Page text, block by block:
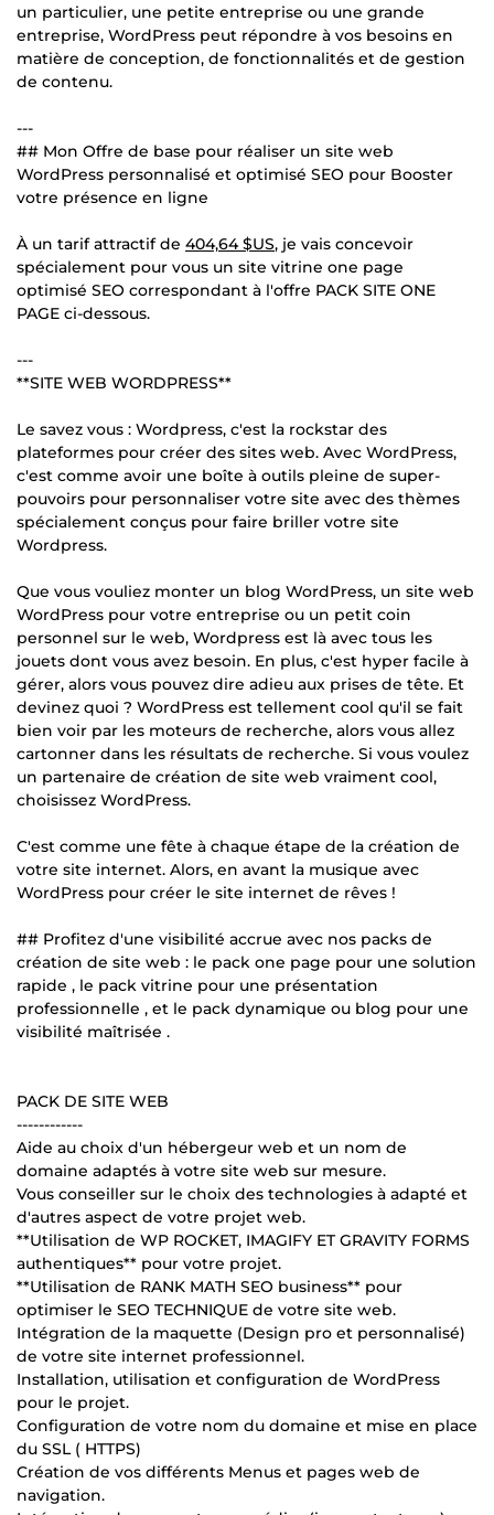
un particulier, une petite entreprise ou une grande
entreprise, WordPress peut répondre à vos besoins en
matière de conception, de fonctionnalités et de gestion
de contenu.
---
## Mon Offre de base pour réaliser un site web
WordPress personnalisé et optimisé SEO pour Booster
votre présence en ligne
À un tarif attractif de 404,64 $US, je vais concevoir
spécialement pour vous un site vitrine one page
optimisé SEO correspondant à l'offre PACK SITE ONE
PAGE ci-dessous.
---
**SITE WEB WORDPRESS**
Le savez vous : Wordpress, c'est la rockstar des
plateformes pour créer des sites web. Avec WordPress,
c'est comme avoir une boîte à outils pleine de super-
pouvoirs pour personnaliser votre site avec des thèmes
spécialement conçus pour faire briller votre site
Wordpress.
Que vous vouliez monter un blog WordPress, un site web
WordPress pour votre entreprise ou un petit coin
personnel sur le web, Wordpress est là avec tous les
jouets dont vous avez besoin. En plus, c'est hyper facile à
gérer, alors vous pouvez dire adieu aux prises de tête. Et
devinez quoi ? WordPress est tellement cool qu'il se fait
bien voir par les moteurs de recherche, alors vous allez
cartonner dans les résultats de recherche. Si vous voulez
un partenaire de création de site web vraiment cool,
choisissez WordPress.
C'est comme une fête à chaque étape de la création de
votre site internet. Alors, en avant la musique avec
WordPress pour créer le site internet de rêves !
## Profitez d'une visibilité accrue avec nos packs de
création de site web : le pack one page pour une solution
rapide , le pack vitrine pour une présentation
professionnelle , et le pack dynamique ou blog pour une
visibilité maîtrisée .
PACK DE SITE WEB
------------
Aide au choix d'un hébergeur web et un nom de
domaine adaptés à votre site web sur mesure.
Vous conseiller sur le choix des technologies à adapté et
d'autres aspect de votre projet web.
**Utilisation de WP ROCKET, IMAGIFY ET GRAVITY FORMS
authentiques** pour votre projet.
**Utilisation de RANK MATH SEO business** pour
optimiser le SEO TECHNIQUE de votre site web.
Intégration de la maquette (Design pro et personnalisé)
de votre site internet professionnel.
Installation, utilisation et configuration de WordPress
pour le projet.
Configuration de votre nom du domaine et mise en place
du SSL ( HTTPS)
Création de vos différents Menus et pages web de
navigation.